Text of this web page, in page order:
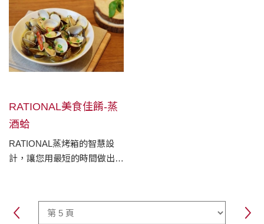
RATIONAL美食佳餚-蒸
酒蛤
RATIONAL蒸烤箱的智慧設
計，讓您用最短的時間做出最